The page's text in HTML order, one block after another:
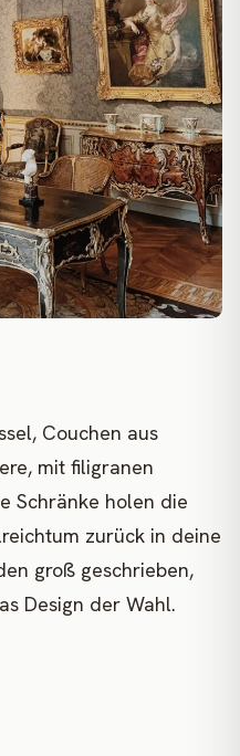
Couchen aus
mit filigranen
Schränke holen die
zurück in deine
groß geschrieben,
Design der Wahl.